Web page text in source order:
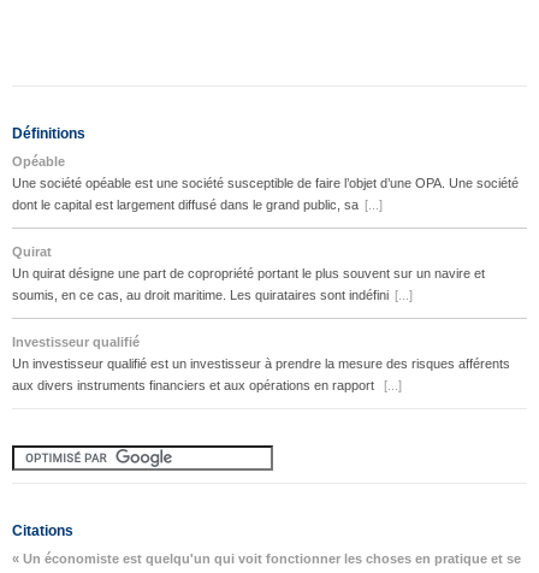
Définitions
Opéable
Une société opéable est une société susceptible de faire l’objet d’une OPA. Une société
dont le capital est largement diffusé dans le grand public, sa [...]
Quirat
Un quirat désigne une part de copropriété portant le plus souvent sur un navire et
soumis, en ce cas, au droit maritime. Les quirataires sont indéfini [...]
Investisseur qualifié
Un investisseur qualifié est un investisseur à prendre la mesure des risques afférents
aux divers instruments financiers et aux opérations en rapport
[...]
Citations
« Un économiste est quelqu'un qui voit fonctionner les choses en pratique et se